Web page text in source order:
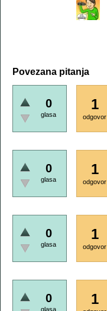
Povezana pitanja
0
glasa
1
odgovor
0
glasa
1
odgovor
0
glasa
1
odgovor
0
glasa
1